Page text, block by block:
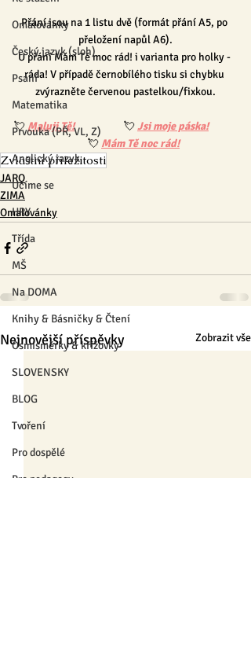
Omalovánky
Český jazyk (sloh)
Psaní
Matematika
Prvouka (PŘ, VL, Z)
Anglický jazyk
Učíme se
HRY
Třída
MŠ
Na DOMA
Knihy & Básničky & Čtení
Osmisměrky & křížovky
SLOVENSKY
BLOG
Tvoření
Pro dospělé
Pro pedagogy
Přání jsou na 1 listu dvě (formát přání A5, po
přeložení napůl A6).
U přání Mám Tě moc rád! i varianta pro holky -
ráda! V případě černobílého tisku si chybku
zvýrazněte červenou pastelkou/fixkou.
💘 Maluji Tě! 💘 Jsi moje páska!
💘 Mám Tě noc rád!
Zvláštní příležitosti
JARO
ZIMA
Omalovánky
Nejnovější příspěvky Zobrazit vše